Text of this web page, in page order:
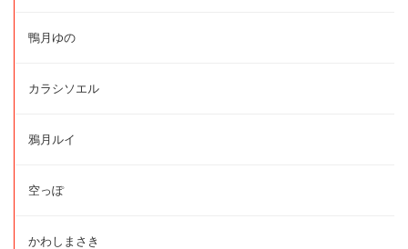
鴨月ゆの
カラシソエル
鴉月ルイ
空っぽ
かわしまさき